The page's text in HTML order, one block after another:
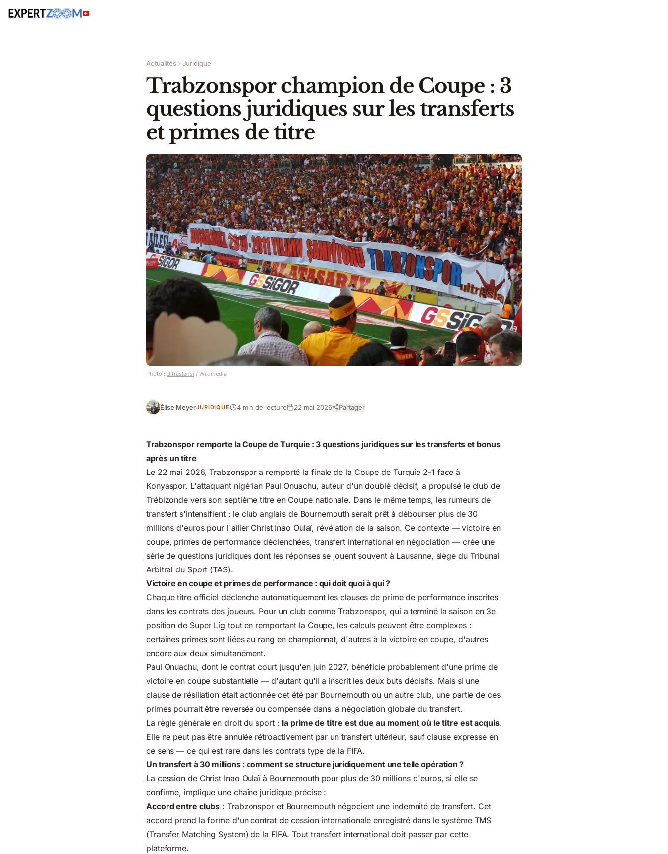
Actualités Juridique
Trabzonspor champion de Coupe : 3
questions juridiques sur les transferts
et primes de titre
Photo : Ultraslansi / Wikimedia
Élise MeyerJURIDIQUE 4 min de lecture 22 mai 2026 Partager
Trabzonspor remporte la Coupe de Turquie : 3 questions juridiques sur les transferts et bonus
après un titre
Le 22 mai 2026, Trabzonspor a remporté la finale de la Coupe de Turquie 2-1 face à
Konyaspor. L'attaquant nigérian Paul Onuachu, auteur d'un doublé décisif, a propulsé le club de
Trébizonde vers son septième titre en Coupe nationale. Dans le même temps, les rumeurs de
transfert s'intensifient : le club anglais de Bournemouth serait prêt à débourser plus de 30
millions d'euros pour l'ailier Christ Inao Oulaï, révélation de la saison. Ce contexte — victoire en
coupe, primes de performance déclenchées, transfert international en négociation — crée une
série de questions juridiques dont les réponses se jouent souvent à Lausanne, siège du Tribunal
Arbitral du Sport (TAS).
Victoire en coupe et primes de performance : qui doit quoi à qui ?
Chaque titre officiel déclenche automatiquement lesclauses de prime de performance inscrites
dans les contrats des joueurs. Pour un club comme Trabzonspor, qui a terminé la saison en 3e
position de Super Lig tout en remportant la Coupe, les calculs peuvent être complexes :
certaines primes sont liées au rang en championnat, d'autres à la victoire en coupe, d'autres
encore aux deux simultanément.
Paul Onuachu, dont le contrat court jusqu'en juin 2027, bénéficie probablement d'une prime de
victoire en coupe substantielle — d'autant qu'il a inscrit les deux buts décisifs. Mais si une
clause de résiliation était actionnée cet été par Bournemouth ou un autre club, une partie de ces
primes pourrait être reversée ou compensée dans la négociation globale du transfert.
La règle générale en droit du sport : la prime de titre est due au moment où le titre est acquis.
Elle ne peut pas être annulée rétroactivement par un transfert ultérieur, sauf clause expresse en
ce sens — ce qui est rare dans les contrats type de la FIFA.
Un transfert à 30 millions : comment se structure juridiquement une telle opération ?
La cession de Christ Inao Oulaï à Bournemouth pour plus de 30 millions d'euros, si elle se
confirme, implique une chaîne juridique précise :
Accord entre clubs : Trabzonspor et Bournemouth négocient une indemnité de transfert. Cet
accord prend la forme d'un contrat de cession internationale enregistré dans le système TMS
(Transfer Matching System) de la FIFA. Tout transfert international doit passer par cette
plateforme.